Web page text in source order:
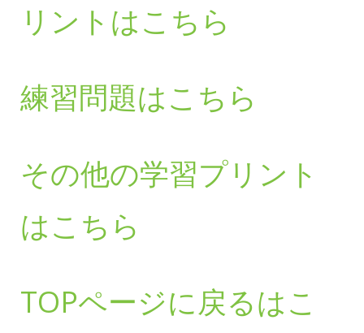
リントはこちら
練習問題はこちら
その他の学習プリント
はこちら
TOPページに戻るはこ